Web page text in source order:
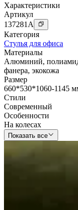
Характеристики
Артикул
137281 A
Категория
Стулья для офиса
Материалы
Алюминий,
фанера, экокожа
Размер
660*530*1060-1145
Стили
Современный
Особенности
На колесах
Показать все